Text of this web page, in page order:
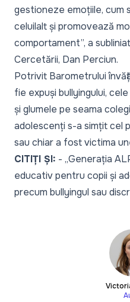
gestioneze emoțiile, cum
celuilalt și promovează
comportament”, a
Cercetării, Dan Perciun.
Potrivit Barometrului
fie expuși bullyingului,
și glumele pe seama
adolescenți s-a simțit cel
sau chiar a fost victima
CITIȚI ȘI: - „Generația
educativ pentru copii și
precum bullyingul sau